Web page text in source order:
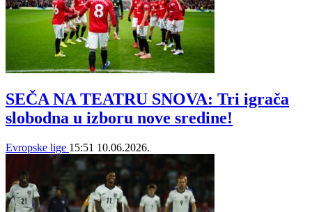
SEČA NA TEATRU SNOVA: Tri igrača
slobodna u izboru nove sredine!
Evropske lige 15:51 10.06.2026.